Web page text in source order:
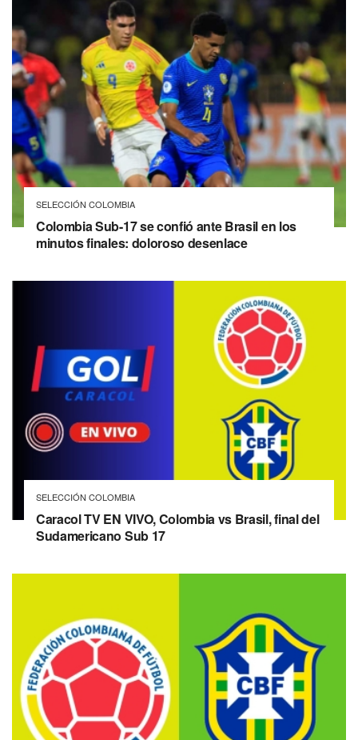
SELECCIÓN COLOMBIA
Colombia Sub-17 se confió ante Brasil en los
minutos finales: doloroso desenlace
SELECCIÓN COLOMBIA
Caracol TV EN VIVO, Colombia vs Brasil, final del
Sudamericano Sub 17